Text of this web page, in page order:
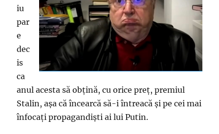
iu
par
e
dec
is
ca
anul acesta să obţină, cu orice preţ, premiul
Stalin, aşa că încearcă să-i întreacă şi pe cei mai
înfocaţi propagandişti ai lui Putin.